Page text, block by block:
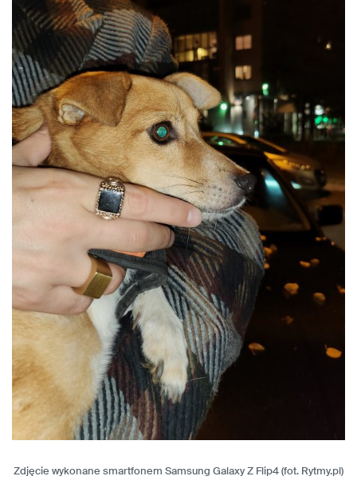
Zdjęcie wykonane smartfonem Samsung Galaxy Z Flip4 (fot. Rytmy.pl)